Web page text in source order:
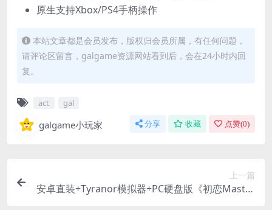
原生支持Xbox/PS4手柄操作
本站文章都是会员发布，版权归会员所属，有任何问题，
请评论区留言，galgame资源网站看到后，会在24小时内回
复。
act gal
galgame小玩家 分享 收藏 点赞(0)
上一篇
安卓直装+Tyranor模拟器+PC硬盘版《初恋Master